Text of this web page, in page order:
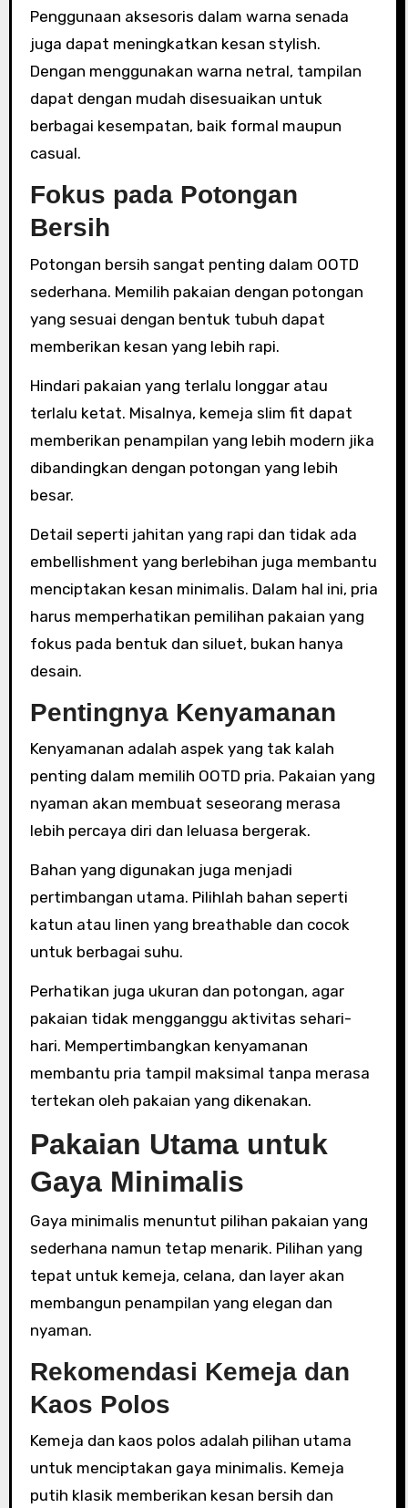
Penggunaan aksesoris dalam warna senada
juga dapat meningkatkan kesan stylish.
Dengan menggunakan warna netral, tampilan
dapat dengan mudah disesuaikan untuk
berbagai kesempatan, baik formal maupun
casual.
Fokus pada Potongan
Bersih
Potongan bersih sangat penting dalam OOTD
sederhana. Memilih pakaian dengan potongan
yang sesuai dengan bentuk tubuh dapat
memberikan kesan yang lebih rapi.
Hindari pakaian yang terlalu longgar atau
terlalu ketat. Misalnya, kemeja slim fit dapat
memberikan penampilan yang lebih modern jika
dibandingkan dengan potongan yang lebih
besar.
Detail seperti jahitan yang rapi dan tidak ada
embellishment yang berlebihan juga membantu
menciptakan kesan minimalis. Dalam hal ini, pria
harus memperhatikan pemilihan pakaian yang
fokus pada bentuk dan siluet, bukan hanya
desain.
Pentingnya Kenyamanan
Kenyamanan adalah aspek yang tak kalah
penting dalam memilih OOTD pria. Pakaian yang
nyaman akan membuat seseorang merasa
lebih percaya diri dan leluasa bergerak.
Bahan yang digunakan juga menjadi
pertimbangan utama. Pilihlah bahan seperti
katun atau linen yang breathable dan cocok
untuk berbagai suhu.
Perhatikan juga ukuran dan potongan, agar
pakaian tidak mengganggu aktivitas sehari-
hari. Mempertimbangkan kenyamanan
membantu pria tampil maksimal tanpa merasa
tertekan oleh pakaian yang dikenakan.
Pakaian Utama untuk
Gaya Minimalis
Gaya minimalis menuntut pilihan pakaian yang
sederhana namun tetap menarik. Pilihan yang
tepat untuk kemeja, celana, dan layer akan
membangun penampilan yang elegan dan
nyaman.
Rekomendasi Kemeja dan
Kaos Polos
Kemeja dan kaos polos adalah pilihan utama
untuk menciptakan gaya minimalis. Kemeja
putih klasik memberikan kesan bersih dan